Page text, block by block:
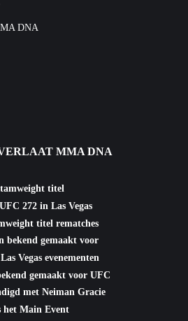
MMA DNA
titel rematches
gemaakt voor UFC